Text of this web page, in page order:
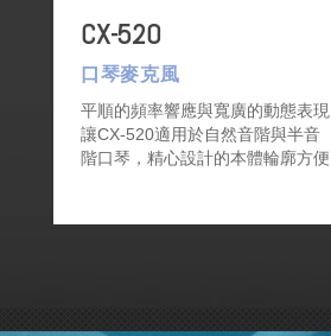
CX-520
口琴麥克風
平順的頻率響應與寬廣的動態表現
讓CX-520適用於自然音階與半音
階口琴，精心設計的本體輪廓方便